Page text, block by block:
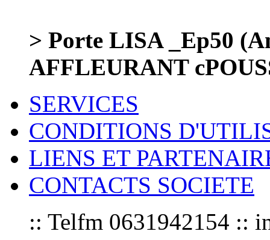
> Porte LISA _Ep50
AFFLEURANT
SERVICES
CONDITIONS
LIENS ET
CONTACTS SOCIETE
:: Telfm 0631942154 ::